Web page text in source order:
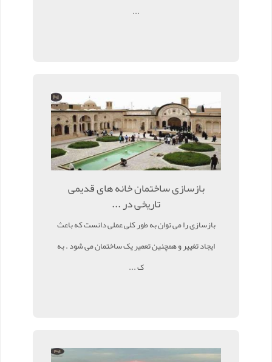
...
بازسازی ساختمان خانه های قدیمی
تاریخی در ...
بازسازی را می توان به طور کلی عملی دانست که باعث
ایجاد تغییر و همچنین تعمیر یک ساختمان می شود . به
ک ...